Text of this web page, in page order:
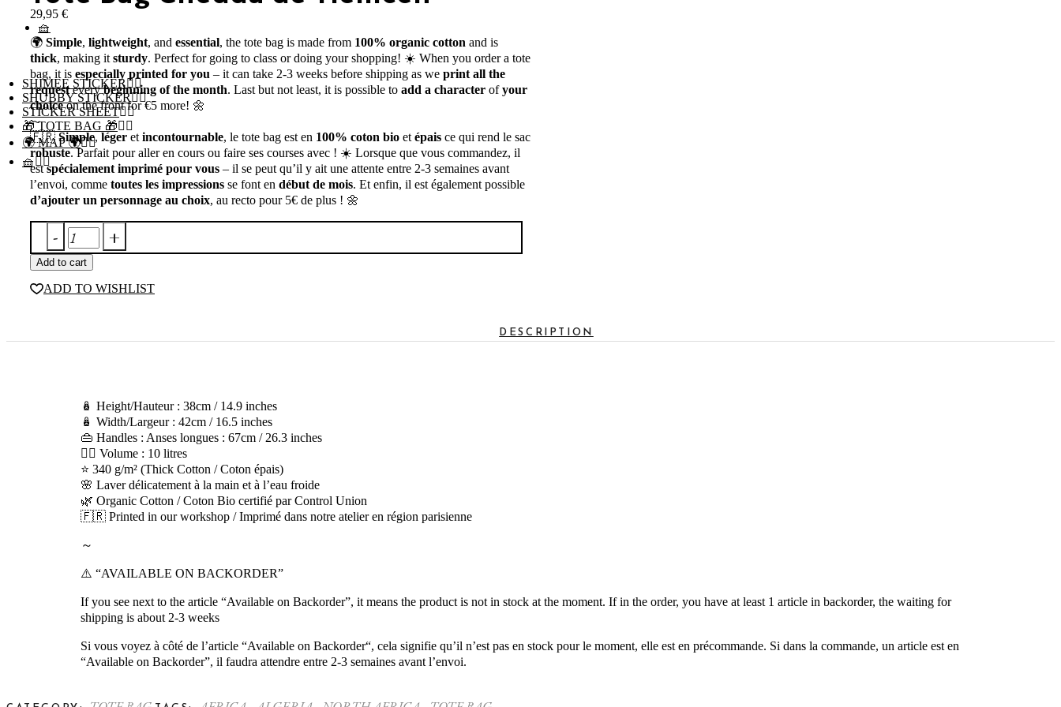
🧺
SHIMEE STICKER
SHUBBY STICKER
STICKER SHEET
🎁 TOTE BAG 🎁
🌍 MAP 🌍
🧺
29,95 €
🌍 Simple, lightweight, and essential, the tote bag is made from 100% organic cotton and is
thick, making it sturdy. Perfect for going to class or doing your shopping! ☀️ When you order a tote
bag, it is especially printed for you – it can take 2-3 weeks before shipping as we print all the
requesteverybeginning of the month. Last but not least, it is possible to add a character ofyour
choiceon the front for €5 more! 🌼
～
🇫🇷 Simple, léger et incontournable, le tote bag est en 100% coton bio et épais ce qui rend le sac
robuste. Parfait pour aller en cours ou faire ses courses avec ! ☀️ Lorsque que vous commandez, il
estspécialement imprimé pour vous – il se peut qu’il y ait une attente entre 2-3 semaines avant
l’envoi, comme toutes les impressions se font en début de mois. Et enfin, il est également possible
d’ajouter un personnage au choix, au recto pour 5€ de plus ! 🌼
Tote
Bag
Chedda
de
Add to cart
ADD TO WISHLIST
DESCRIPTION
🪆 Height/Hauteur : 38cm / 14.9 inches
🪆 Width/Largeur : 42cm / 16.5 inches
👜 Handles : Anses longues : 67cm / 26.3 inches
🏋️‍♀️ Volume : 10 litres
⭐️ 340 g/m² (Thick Cotton / Coton épais)
🌸 Laver délicatement à la main et à l’eau froide
🌿 Organic Cotton / Coton Bio certifié par Control Union
🇫🇷 Printed in our workshop / Imprimé dans notre atelier en région parisienne
～
⚠️ “AVAILABLE ON BACKORDER”
If you see next to the article “Available on Backorder”, it means the product is not in stock at the moment. If in the order, you have at least 1 article in backorder, the waiting for
shipping is about 2-3 weeks
Si vous voyez à côté de l’article “Available on Backorder“, cela signifie qu’il n’est pas en stock pour le moment, elle est en précommande. Si dans la commande, un article est en
“Available on Backorder”, il faudra attendre entre 2-3 semaines avant l’envoi.